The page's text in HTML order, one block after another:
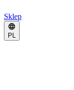
Sklep
PL